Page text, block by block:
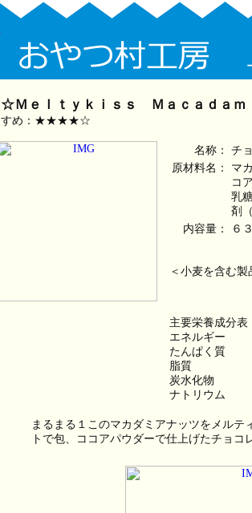
☆Ｍｅｌｔｙｋｉｓｓ Ｍａｃａｄａ
すめ：★★★★☆
名称：
チ
原材料名：
マ
コ
乳
剤
内容量：
６
＜小麦を含む
主要栄養成分
エネルギー　
たんぱく質　
脂質　　　　
炭水化物　　
ナトリウム　　
まるまる１このマカダミアナッツをメルテ
トで包、ココアパウダーで仕上げたチョコ